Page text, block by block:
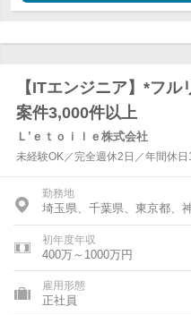
【ITエンジニア】*フ
案件3,000件以上
Ｌ’ｅｔｏｉｌｅ株式会社
未経験OK／完全週休2日／年間休
勤務地
埼玉県、千葉県、東京都、
初年度年収
400万～1000万円
雇用形態
正社員